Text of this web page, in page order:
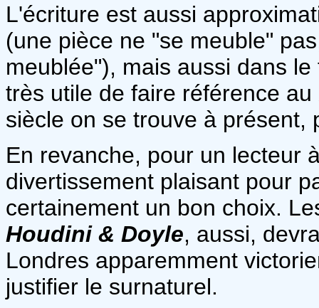
L'écriture est aussi
(une pièce ne "se meuble"
meublée"), mais aussi dans
très utile de faire référence
siècle on se trouve à présent,
En revanche, pour un lecteur
divertissement plaisant pour
certainement un bon choix.
Houdini & Doyle, aussi,
Londres apparemment
justifier le surnaturel.